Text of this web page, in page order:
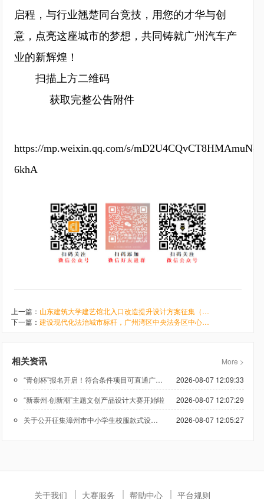
启程，与行业翘楚同台竞技，用您的才华与创
意，点亮这座城市的梦想，共同铸就广州汽车产
业的新辉煌！
扫描上方二维码
获取完整公告附件
https://mp.weixin.qq.com/s/mD2U4CQvCT8HMAmuN-
6khA
上一篇：
山东建筑大学建艺馆北入口改造提升设计方案征集（竞赛通知）
下一篇：
建设现代化法治城市标杆，广州湾区中央法务区中心区（白云）三期城市设计竞赛正式启动
相关资讯
More >
“青创杯”报名开启！符合条件项目可直通广州科技创新创业大赛
2026-08-07 12:09:33
“新泰州·创新潮”主题文创产品设计大赛开始啦
2026-08-07 12:07:29
关于公开征集漳州市中小学生校服款式设计方案的公告
2026-08-07 12:05:27
关于我们 大赛服务 帮助中心 平台规则